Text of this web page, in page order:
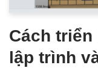
Cách
lập trình